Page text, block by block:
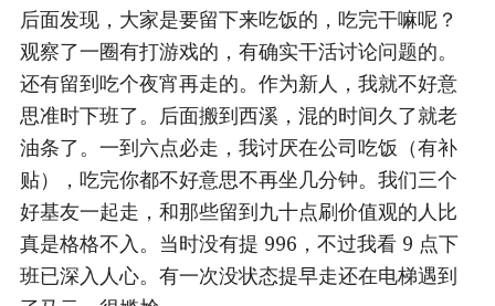
后面发现，大家是要留下来吃饭的，吃完干嘛呢？
观察了一圈有打游戏的，有确实干活讨论问题的。
还有留到吃个夜宵再走的。作为新人，我就不好意
思准时下班了。后面搬到西溪，混的时间久了就老
油条了。一到六点必走，我讨厌在公司吃饭（有补
贴），吃完你都不好意思不再坐几分钟。我们三个
好基友一起走，和那些留到九十点刷价值观的人比
真是格格不入。当时没有提 996，不过我看 9 点下
班已深入人心。有一次没状态提早走还在电梯遇到